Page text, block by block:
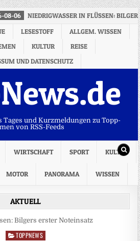
08-06
NIEDRIGWASSER IN FLÜSSEN:
LESESTOFF
ALLGEM. WISSEN
KULTUR
REISE
UND DATENSCHUTZ
Tages und Kurzmeldungen zu Topp-
von RSS-Feeds
WIRTSCHAFT SPORT KULTUR
MOTOR PANORAMA WISSEN
AKTUELL
Posted
TOPPNEWS